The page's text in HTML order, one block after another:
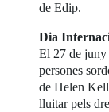
de Edip.
Dia
El 27 de juny
persones
de Helen
lluitar pels